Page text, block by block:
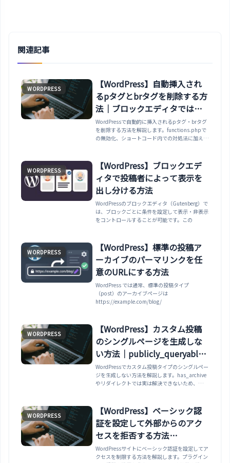
関連記事
WORDPRESS
【WordPress】自動挿入され
るpタグとbrタグを削除する方
法｜ブロックエディタでは適
用範囲が異なる点に注意
WordPressで自動的に挿入されるpタグ・brタグ
を削除する方法を解説します。functions.phpで
の無効化、ショートコード内での対処法に加え
す。
WORDPRESS
【WordPress】ブロックエデ
ィタで投稿者によって表示を
出し分ける方法
WordPressのブロックエディタ（Gutenberg）で
は、ブロックごとに条件を設定して表示・非表示
をコントロールすることが可能です。この
WORDPRESS
【WordPress】標準の投稿ア
ーカイブのパーマリンクを任
意のURLにする方法
WordPress では通常、標準の投稿タイプ
（post）のアーカイブページは
https://example.com/blog/
WORDPRESS
【WordPress】カスタム投稿
のシングルページを生成しな
い方法｜publicly_queryable
が正解
WordPressでカスタム投稿タイプのシングルペー
ジを生成しない方法を解説します。has_archive
やリダイレクトでは実は解決できないため、
WORDPRESS
【WordPress】ベーシック認
証を設定して外部からのアク
セスを拒否する方法
｜.htaccess・wp-adminのみ
制限
WordPressサイトにベーシック認証を設定してア
クセスを制限する方法を解説します。プラグイン